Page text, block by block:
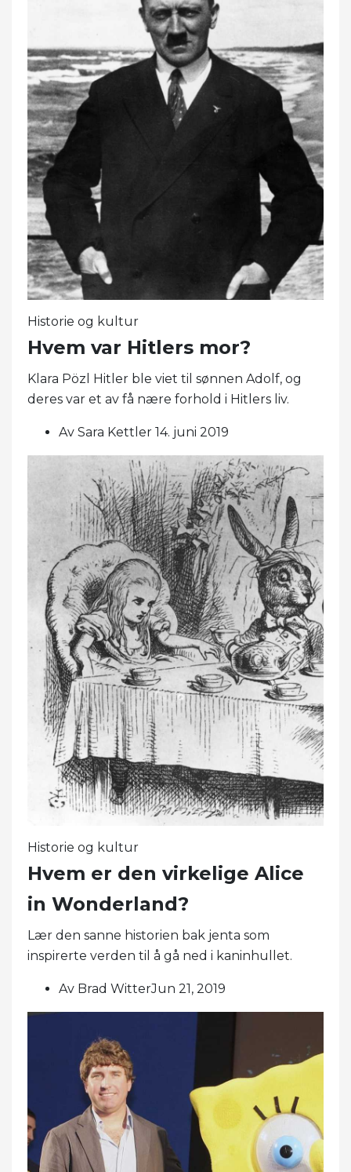
Historie og kultur
Hvem var Hitlers mor?
Klara Pözl Hitler ble viet til sønnen Adolf, og
deres var et av få nære forhold i Hitlers liv.
Av Sara Kettler 14. juni 2019
Historie og kultur
Hvem er den virkelige Alice
in Wonderland?
Lær den sanne historien bak jenta som
inspirerte verden til å gå ned i kaninhullet.
Av Brad WitterJun 21, 2019